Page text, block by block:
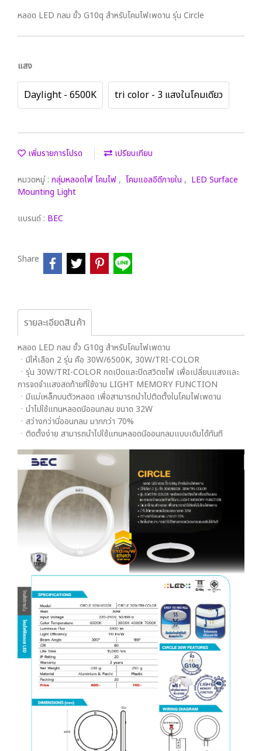
หลอด LED กลม ขั้ว G10q สำหรับโคมไฟเพดาน รุ่น Circle
แสง
Daylight - 6500K tri color - 3 แสงในโคมเดียว
เพิ่มรายการโปรด เปรียบเทียบ
หมวดหมู่ : กลุ่มหลอดไฟ โคมไฟ , โคมแอลอีดีภายใน , LED Surface
Mounting Light
แบรนด์ : BEC
Share
รายละเอียดสินค้า
หลอด LED กลม ขั้ว G10g สำหรับโคมไฟเพดาน
ㆍมีให้เลือก 2 รุ่น คือ 30W/6500K, 30W/TRI-COLOR
ㆍรุ่น 30W/TRI-COLOR กดเปิดและปิดสวิตชไฟ เพื่อเปลี่ยนแสงและ
การจดจำแสงสดท้ายที่ใช้งาน LIGHT MEMORY FUNCTION
ㆍมีแม่เหล็กบนตัวหลอด เพื่อสามารถนำไปติดตั้งในโคมไฟเพดาน
ㆍนำไปใช้แทนหลอดนีออนกลม ขนาด 32W
ㆍสว่างกว่านี่ออนกลม มากกว่า 70%
ㆍติดตั้งง่าย สามารถนำไปใช้แทนหลอดนีออนกลมแบบเดิมได้ทันที